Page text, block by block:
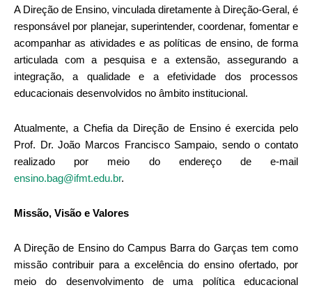
A Direção de Ensino, vinculada diretamente à Direção-Geral, é
responsável por planejar, superintender, coordenar, fomentar e
acompanhar as atividades e as políticas de ensino, de forma
articulada com a pesquisa e a extensão, assegurando a
integração, a qualidade e a efetividade dos processos
educacionais desenvolvidos no âmbito institucional.
Atualmente, a Chefia da Direção de Ensino é exercida pelo
Prof. Dr. João Marcos Francisco Sampaio, sendo o contato
realizado por meio do endereço de e-mail
ensino.bag@ifmt.edu.br.
Missão, Visão e Valores
A Direção de Ensino do Campus Barra do Garças tem como
missão contribuir para a excelência do ensino ofertado, por
meio do desenvolvimento de uma política educacional